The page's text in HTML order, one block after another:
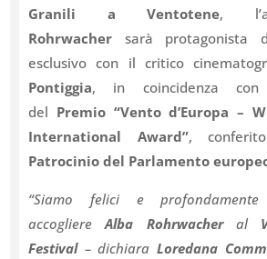
Granili a Ventotene,
Rohrwacher sarà protagonista
esclusivo con il critico
Pontiggia, in coincidenza con
del Premio “Vento d’Europa –
International Award”,
Patrocinio del Parlamento
“Siamo felici e
accogliereAlba Rohrwacheral
Festival – dichiaraLoredana